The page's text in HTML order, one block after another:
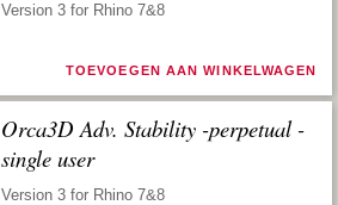
Version 3 for Rhino 7&8
TOEVOEGEN AAN WINKELWAGEN
Orca3D Adv. Stability -perpetual -
single user
Version 3 for Rhino 7&8